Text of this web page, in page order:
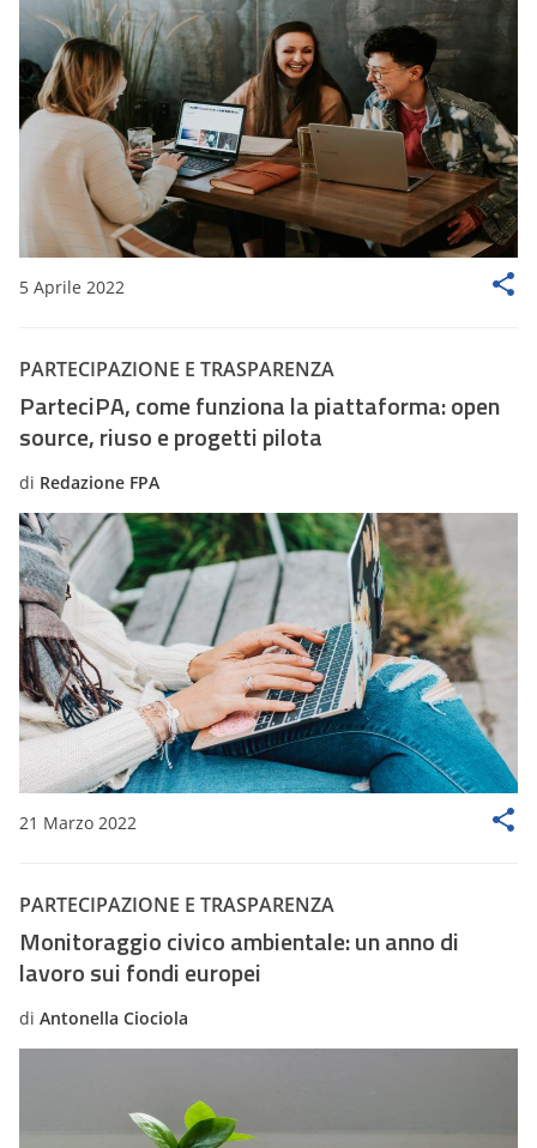
5 Aprile 2022
PARTECIPAZIONE E TRASPARENZA
ParteciPA, come funziona la piattaforma: open
source, riuso e progetti pilota
di Redazione FPA
21 Marzo 2022
PARTECIPAZIONE E TRASPARENZA
Monitoraggio civico ambientale: un anno di
lavoro sui fondi europei
di Antonella Ciociola